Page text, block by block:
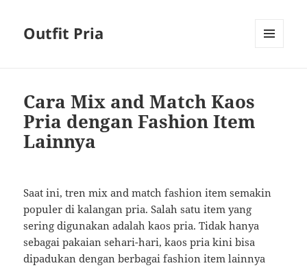
Outfit Pria
Cara Mix and Match Kaos
Pria dengan Fashion Item
Lainnya
Saat ini, tren mix and match fashion item semakin
populer di kalangan pria. Salah satu item yang
sering digunakan adalah kaos pria. Tidak hanya
sebagai pakaian sehari-hari, kaos pria kini bisa
dipadukan dengan berbagai fashion item lainnya